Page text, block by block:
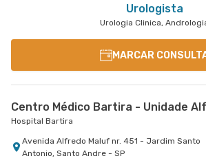
Urologista
Urologia Clinica,
MARCAR
Centro Médico Bartira - Unidade
Hospital Bartira
Avenida Alfredo Maluf nr. 451 - Jardim Santo
Antonio, Santo Andre - SP